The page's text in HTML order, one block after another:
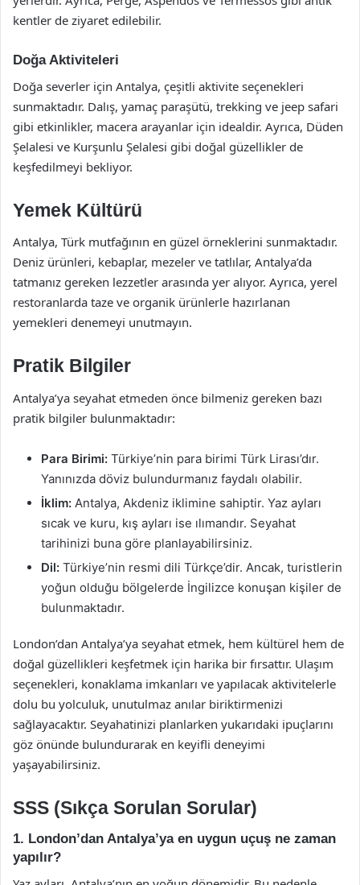
kentler de ziyaret edilebilir.
Doğa Aktiviteleri
Doğa severler için Antalya, çeşitli aktivite seçenekleri
sunmaktadır. Dalış, yamaç paraşütü, trekking ve jeep safari
gibi etkinlikler, macera arayanlar için idealdir. Ayrıca, Düden
Şelalesi ve Kurşunlu Şelalesi gibi doğal güzellikler de
keşfedilmeyi bekliyor.
Yemek Kültürü
Antalya, Türk mutfağının en güzel örneklerini sunmaktadır.
Deniz ürünleri, kebaplar, mezeler ve tatlılar, Antalya’da
tatmanız gereken lezzetler arasında yer alıyor. Ayrıca, yerel
restoranlarda taze ve organik ürünlerle hazırlanan
yemekleri denemeyi unutmayın.
Pratik Bilgiler
Antalya’ya seyahat etmeden önce bilmeniz gereken bazı
pratik bilgiler bulunmaktadır:
Para Birimi: Türkiye’nin para birimi Türk Lirası’dır.
Yanınızda döviz bulundurmanız faydalı olabilir.
İklim: Antalya, Akdeniz iklimine sahiptir. Yaz ayları
sıcak ve kuru, kış ayları ise ılımandır. Seyahat
tarihinizi buna göre planlayabilirsiniz.
Dil: Türkiye’nin resmi dili Türkçe’dir. Ancak, turistlerin
yoğun olduğu bölgelerde İngilizce konuşan kişiler de
bulunmaktadır.
London’dan Antalya’ya seyahat etmek, hem kültürel hem de
doğal güzellikleri keşfetmek için harika bir fırsattır. Ulaşım
seçenekleri, konaklama imkanları ve yapılacak aktivitelerle
dolu bu yolculuk, unutulmaz anılar biriktirmenizi
sağlayacaktır. Seyahatinizi planlarken yukarıdaki ipuçlarını
göz önünde bulundurarak en keyifli deneyimi
yaşayabilirsiniz.
SSS (Sıkça Sorulan Sorular)
1. London’dan Antalya’ya en uygun uçuş ne zaman
yapılır?